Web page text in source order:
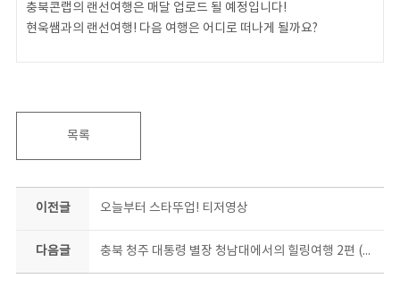
충북콘랩의 랜선여행은 매달 업로드 될 예정입니다!
현욱쌤과의 랜선여행! 다음 여행은 어디로 떠나게 될까요?
02:08 청남대 가로수 길
02:47 청남대 주차장 / 소요시간
06:01 대통령 기념관(별관)
#충북콘텐츠코리아랩 #충북콘랩 #랜선여행 #청주 #청남대 #여행 #
목록
이전글 오늘부터 스타뚜업! 티저영상
다음글 충북 청주 대통령 별장 청남대에서의 힐링여행 2편 (청주 가볼만한 곳,대통령 별장,대통령 길)